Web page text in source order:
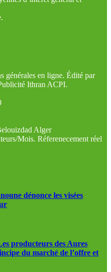
générales en ligne. Édité par
Ithran ACPI.
Alger
Mois. Réferenecement réel
dénonce les visées
producteurs des Aures
du marché de l’offre et